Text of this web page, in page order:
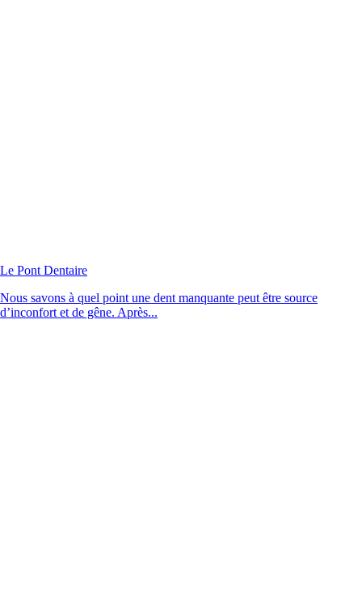
Le Pont Dentaire
Nous savons à quel point une dent manquante peut être source
d’inconfort et de gêne. Après...